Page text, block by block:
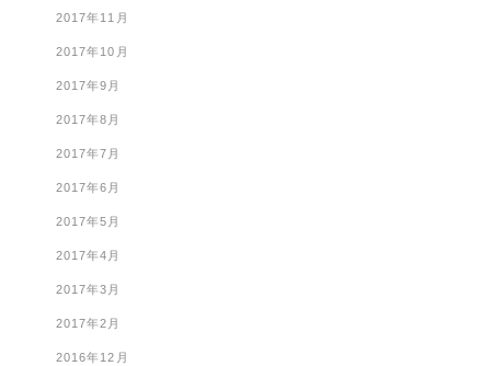
2017年11月
2017年10月
2017年9月
2017年8月
2017年7月
2017年6月
2017年5月
2017年4月
2017年3月
2017年2月
2016年12月